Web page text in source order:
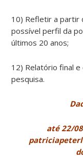
10) Refletir a partir
possível perfil da
últimos 20 anos;
12) Relatório final
pesquisa.
até 22/